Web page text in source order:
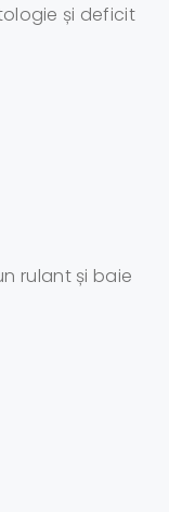
și deficit
rulant și baie